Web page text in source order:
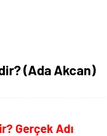
(Ada Akcan)
Gerçek Adı